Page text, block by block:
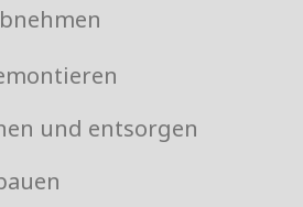
und entsorgen